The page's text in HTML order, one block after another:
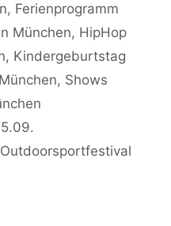
, Ferienprogramm
München, HipHop
, Kindergeburtstag
, Shows